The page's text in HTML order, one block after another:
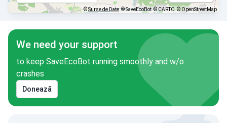
©Surse de Date © SaveEcoBot © CARTO © OpenStreetMap
We need your support
to keep SaveEcoBot running smoothly and w/o
crashes
Donează